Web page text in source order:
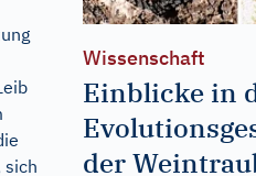
sich
Wissenschaft
Einblicke in
der